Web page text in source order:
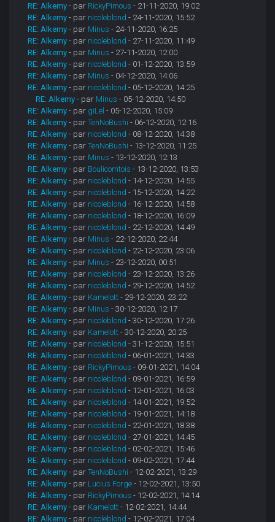
RE: Alkemy - par RickyPimous - 21-11-2020, 19:02
RE: Alkemy - par nicoleblond - 24-11-2020, 15:52
RE: Alkemy - par Minus - 24-11-2020, 16:25
RE: Alkemy - par nicoleblond - 27-11-2020, 11:49
RE: Alkemy - par Minus - 27-11-2020, 12:00
RE: Alkemy - par nicoleblond - 01-12-2020, 13:59
RE: Alkemy - par Minus - 04-12-2020, 14:06
RE: Alkemy - par nicoleblond - 05-12-2020, 14:25
RE: Alkemy - par Minus - 05-12-2020, 14:50
RE: Alkemy - par giLel - 05-12-2020, 15:09
RE: Alkemy - parTenNoBushi - 06-12-2020, 12:16
RE: Alkemy - par nicoleblond - 08-12-2020, 14:38
RE: Alkemy - parTenNoBushi - 13-12-2020, 11:25
RE: Alkemy - par Minus - 13-12-2020, 12:13
RE: Alkemy - par Boulicomtois - 13-12-2020, 13:53
RE: Alkemy - par nicoleblond - 14-12-2020, 14:55
RE: Alkemy - par nicoleblond - 15-12-2020, 14:22
RE: Alkemy - par nicoleblond - 16-12-2020, 14:58
RE: Alkemy - par nicoleblond - 18-12-2020, 16:09
RE: Alkemy - par nicoleblond - 22-12-2020, 14:49
RE: Alkemy - par Minus - 22-12-2020, 22:44
RE: Alkemy - par nicoleblond - 22-12-2020, 23:06
RE: Alkemy - par Minus - 23-12-2020, 00:51
RE: Alkemy - par nicoleblond - 23-12-2020, 13:26
RE: Alkemy - par nicoleblond - 29-12-2020, 14:52
RE: Alkemy - par Kamelott - 29-12-2020, 23:22
RE: Alkemy - par Minus - 30-12-2020, 12:17
RE: Alkemy - par nicoleblond - 30-12-2020, 17:26
RE: Alkemy - par Kamelott - 30-12-2020, 20:25
RE: Alkemy - par nicoleblond - 31-12-2020, 15:51
RE: Alkemy - par nicoleblond - 06-01-2021, 14:33
RE: Alkemy - par RickyPimous - 09-01-2021, 14:04
RE: Alkemy - par nicoleblond - 09-01-2021, 16:59
RE: Alkemy - par nicoleblond - 12-01-2021, 16:03
RE: Alkemy - par nicoleblond - 14-01-2021, 19:52
RE: Alkemy - par nicoleblond - 19-01-2021, 14:18
RE: Alkemy - par nicoleblond - 22-01-2021, 18:38
RE: Alkemy - par nicoleblond - 27-01-2021, 14:45
RE: Alkemy - par nicoleblond - 02-02-2021, 15:46
RE: Alkemy - par nicoleblond - 09-02-2021, 17:44
RE: Alkemy - parTenNoBushi - 12-02-2021, 13:29
RE: Alkemy - par Lucius Forge - 12-02-2021, 13:50
RE: Alkemy - par RickyPimous - 12-02-2021, 14:14
RE: Alkemy - par Kamelott - 12-02-2021, 14:44
RE: Alkemy - par nicoleblond - 12-02-2021, 17:04